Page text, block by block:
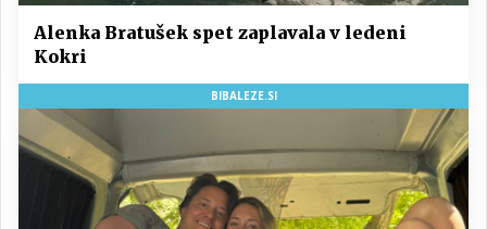
Alenka Bratušek spet zaplavala v ledeni
Kokri
BIBALEZE.SI